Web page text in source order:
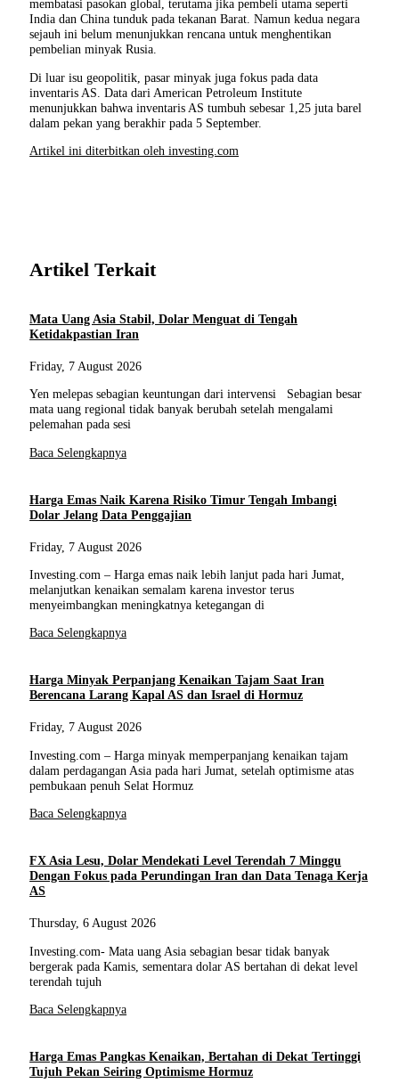
membatasi pasokan global, terutama jika pembeli utama seperti
India dan China tunduk pada tekanan Barat. Namun kedua negara
sejauh ini belum menunjukkan rencana untuk menghentikan
pembelian minyak Rusia.
Di luar isu geopolitik, pasar minyak juga fokus pada data
inventaris AS. Data dari American Petroleum Institute
menunjukkan bahwa inventaris AS tumbuh sebesar 1,25 juta barel
dalam pekan yang berakhir pada 5 September.
Artikel ini diterbitkan oleh investing.com
Artikel Terkait
Mata Uang Asia Stabil, Dolar Menguat di Tengah
Ketidakpastian Iran
Friday, 7 August 2026
Yen melepas sebagian keuntungan dari intervensi Sebagian besar
mata uang regional tidak banyak berubah setelah mengalami
pelemahan pada sesi
Baca Selengkapnya
Harga Emas Naik Karena Risiko Timur Tengah Imbangi
Dolar Jelang Data Penggajian
Friday, 7 August 2026
Investing.com – Harga emas naik lebih lanjut pada hari Jumat,
melanjutkan kenaikan semalam karena investor terus
menyeimbangkan meningkatnya ketegangan di
Baca Selengkapnya
Harga Minyak Perpanjang Kenaikan Tajam Saat Iran
Berencana Larang Kapal AS dan Israel di Hormuz
Friday, 7 August 2026
Investing.com – Harga minyak memperpanjang kenaikan tajam
dalam perdagangan Asia pada hari Jumat, setelah optimisme atas
pembukaan penuh Selat Hormuz
Baca Selengkapnya
FX Asia Lesu, Dolar Mendekati Level Terendah 7 Minggu
Dengan Fokus pada Perundingan Iran dan Data Tenaga Kerja
AS
Thursday, 6 August 2026
Investing.com- Mata uang Asia sebagian besar tidak banyak
bergerak pada Kamis, sementara dolar AS bertahan di dekat level
terendah tujuh
Baca Selengkapnya
Harga Emas Pangkas Kenaikan, Bertahan di Dekat Tertinggi
Tujuh Pekan Seiring Optimisme Hormuz